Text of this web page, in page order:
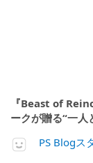
『Beast of
ークが贈る“一人
PS Blogス